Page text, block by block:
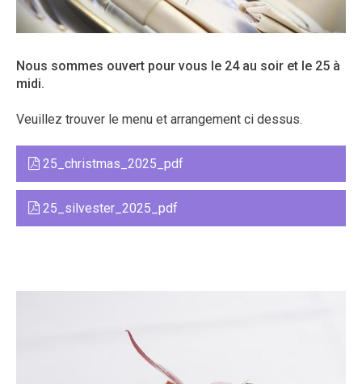
Nous sommes ouvert pour vous le 24 au soir et le 25 à
midi.
Veuillez trouver le menu et arrangement ci dessus.
25_christmas_2025_pdf
25_silvester_2025_pdf